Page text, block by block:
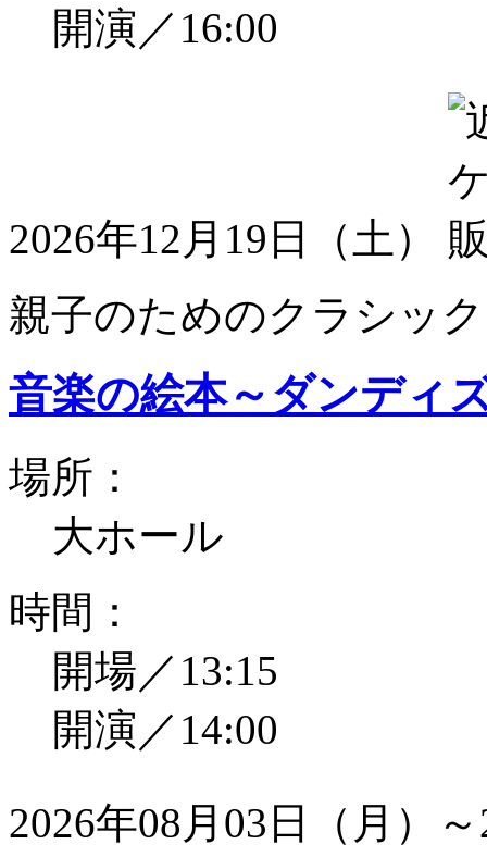
開演／16:00
2026年12月19日（土）
親子のためのクラシッ
音楽の絵本～ダンディ
場所：
大ホール
時間：
開場／13:15
開演／14:00
2026年08月03日（月）